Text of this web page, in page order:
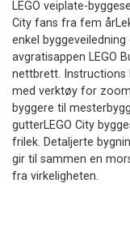
LEGO veiplate-
City fans fra fem
enkel
avgratisappen LEGO
nettbrett. Instructions
med verktøy for
byggere til
gutterLEGO City
frilek. Detaljerte
gir til sammen en
fra virkeligheten.